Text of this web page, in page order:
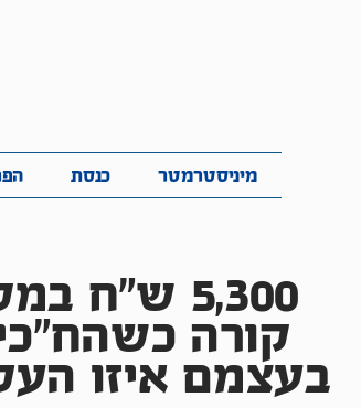
מיניסטרמטר כנסת
מיניסטרמטר כנסת
קורה
בעצמם איזו